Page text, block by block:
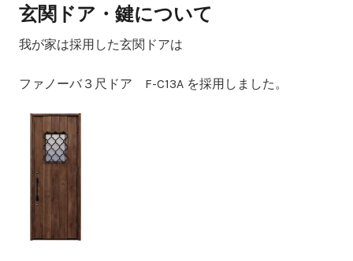
玄関ドア・鍵について
我が家は採用した玄関ドアは
ファノーバ３尺ドア F-C13A を採用しました。